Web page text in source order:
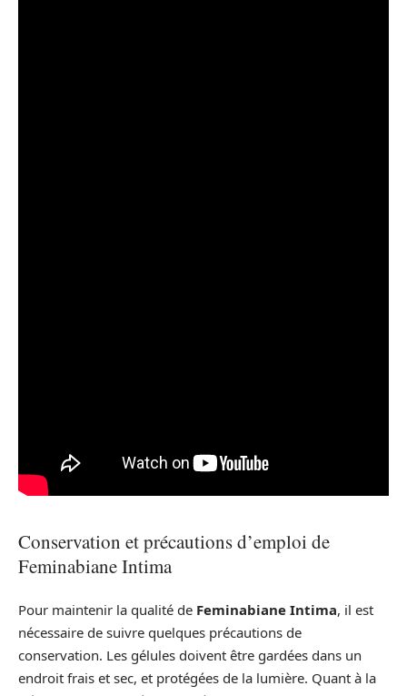
Conservation et précautions d’emploi de
Feminabiane Intima
Pour maintenir la qualité de Feminabiane Intima, il est
nécessaire de suivre quelques précautions de
conservation. Les gélules doivent être gardées dans un
endroit frais et sec, et protégées de la lumière. Quant à la